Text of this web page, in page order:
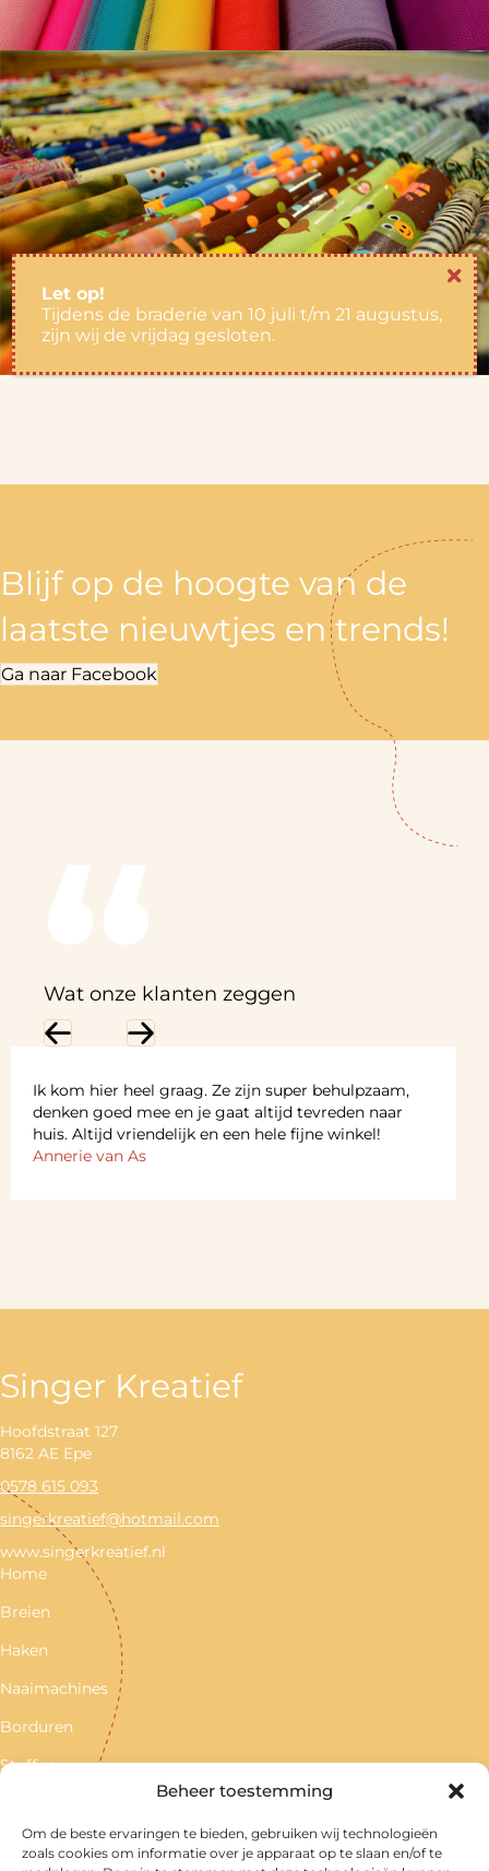
Beheer toestemming
Om de beste ervaringen te bieden, gebruiken wij technologieën
zoals cookies om informatie over je apparaat op te slaan en/of te
Blijf op de hoogte van de
laatste nieuwtjes en trends!
Ga naar Facebook
Wat onze klanten zeggen
Previous Next
Ik kom hier heel graag. Ze zijn super behulpzaam,
denken goed mee en je gaat altijd tevreden naar
huis. Altijd vriendelijk en een hele fijne winkel!
Annerie van As
Singer Kreatief
Hoofdstraat 127
8162 AE Epe
0578 615 093
singerkreatief@hotmail.com
www.singerkreatief.nl
Home
Breien
Haken
Naaimachines
Borduren
Stoffen
Contact
Let op!
Tijdens de braderie van 10 juli t/m 21 augustus,
zijn wij de vrijdag gesloten.